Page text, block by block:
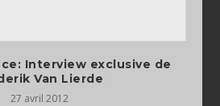
Interview exclusive de
Van Lierde
27 avril 2012